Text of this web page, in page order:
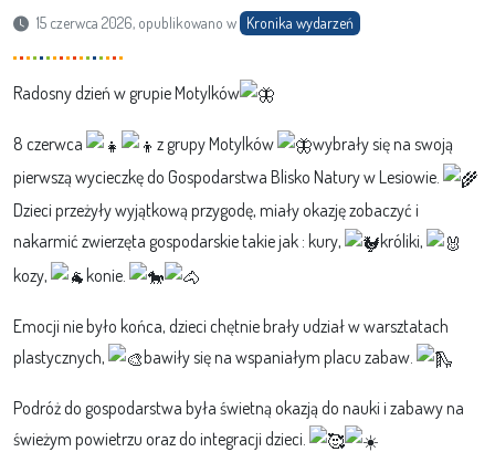
15 czerwca 2026, opublikowano w Kronika wydarzeń
Radosny dzień w grupie Motylków
8 czerwca z grupy Motylków
wybrały się na swoją
pierwszą wycieczkę do Gospodarstwa Blisko Natury w Lesiowie.
Dzieci przeżyły wyjątkową przygodę, miały okazję zobaczyć i
nakarmić zwierzęta gospodarskie takie jak : kury,
króliki,
kozy,
konie.
Emocji nie było końca, dzieci chętnie brały udział w warsztatach
plastycznych,
bawiły się na wspaniałym placu zabaw.
Podróż do gospodarstwa była świetną okazją do nauki i zabawy na
świeżym powietrzu oraz do integracji dzieci.